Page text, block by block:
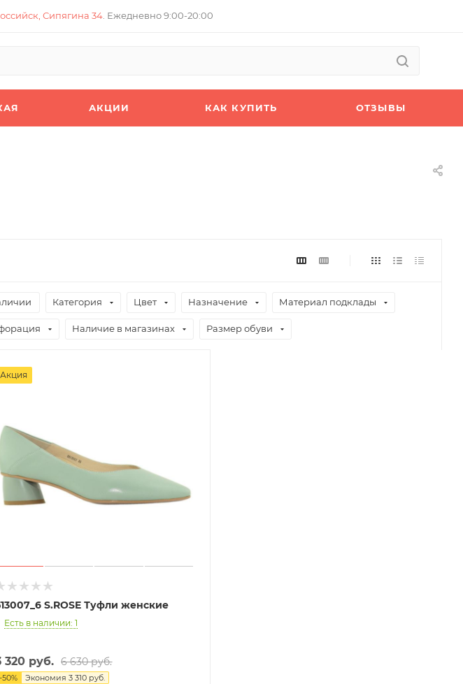
Сипягина 34. Ежедневно 9:00-20:00
АКЦИИ КАК КУПИТЬ ОТЗЫВЫ
Категория Цвет Назначение Материал подклады
Наличие в магазинах Размер обуви
Акция
S.ROSE Туфли женские
Есть в наличии: 1
320 руб. 6 630 руб.
-50% Экономия3 310 руб.